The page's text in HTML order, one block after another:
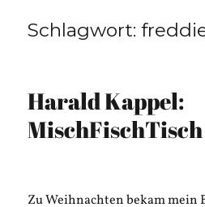
Schlagwort:
Harald Kappel:
MischFischTisch
Zu Weihnachten bekam mein